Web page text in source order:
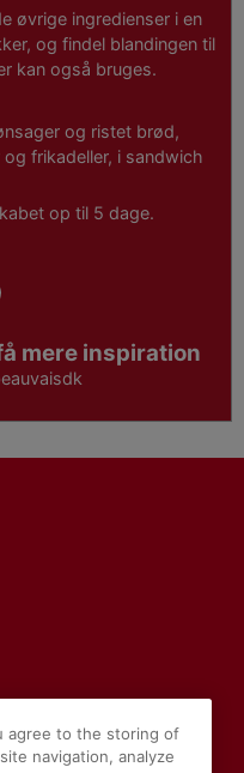
øvrige ingredienser i en
og findel blandingen til
kan også bruges.
og ristet brød,
frikadeller, i sandwich
op til 5 dage.
mere inspiration
agree to the storing of
navigation, analyze